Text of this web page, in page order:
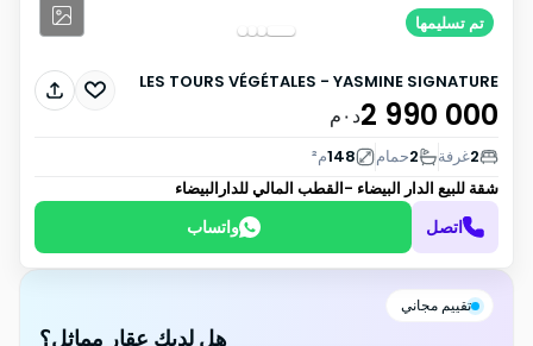
تم تسليمها
LES TOURS VÉGÉTALES - YASMINE SIGNATURE
2 990 000د٠م
2غرفة 2حمام 148م²
شقة للبيع الدار البيضاء -القطب المالي للدارالبيضاء
اتصل واتساب
تقييم مجاني
هل لديك عقار مماثل؟